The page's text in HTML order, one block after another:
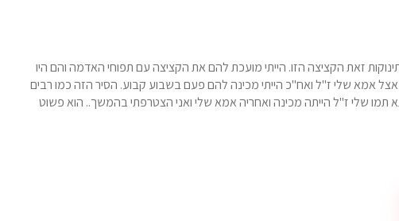
זאת הקציצה הזו. הייתי מועכת להם את הקציצה עם תפוחי האדמה והם היו
אמא שלי ז"ל ואח"כ הייתי מכינה להם פעם בשבוע קבוע. הסיר הזה כמו רבים
תמו שלי ז"ל הייתה מכינה ואחריה אמא שלי ואני הצטרפתי בהמשך.. הוא פשוט